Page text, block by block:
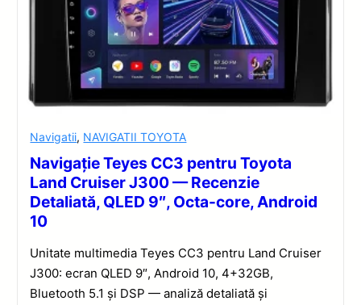
Navigatii, NAVIGATII TOYOTA
Navigație Teyes CC3 pentru Toyota
Land Cruiser J300 — Recenzie
Detaliată, QLED 9″, Octa-core, Android
10
Unitate multimedia Teyes CC3 pentru Land Cruiser
J300: ecran QLED 9″, Android 10, 4+32GB,
Bluetooth 5.1 și DSP — analiză detaliată și